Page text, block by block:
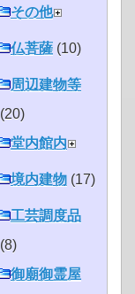
その他
仏菩薩 (10)
周辺建物等
(20)
堂内館内
境内建物 (17)
工芸調度品
(8)
御廟御霊屋